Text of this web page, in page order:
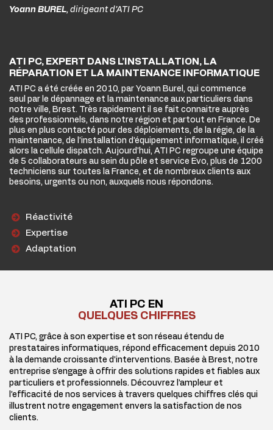
Yoann BUREL, dirigeant d’ATI PC
ATI PC, EXPERT DANS L’INSTALLATION, LA
RÉPARATION ET LA MAINTENANCE INFORMATIQUE
ATI PC a été créée en 2010, par Yoann Burel, qui commence
seul par le dépannage et la maintenance aux particuliers dans
notre ville, Brest. Très rapidement il se fait connaitre auprès
des professionnels, dans notre région et partout en France. De
plus en plus contacté pour des déploiements, de la régie, de la
maintenance, de l’installation d’équipement informatique, il créé
alors la cellule dispatch. Aujourd’hui, ATI PC regroupe une équipe
de 5 collaborateurs au sein du pôle et service Evo, plus de 1200
techniciens sur toutes la France, et de nombreux clients aux
besoins, urgents ou non, auxquels nous répondons.
Réactivité
Expertise
Adaptation
ATI PC EN
QUELQUES CHIFFRES
ATI PC, grâce à son expertise et son réseau étendu de
prestataires informatiques, répond efficacement depuis 2010
à la demande croissante d’interventions. Basée à Brest, notre
entreprise s’engage à offrir des solutions rapides et fiables aux
particuliers et professionnels. Découvrez l’ampleur et
l’efficacité de nos services à travers quelques chiffres clés qui
illustrent notre engagement envers la satisfaction de nos
clients.